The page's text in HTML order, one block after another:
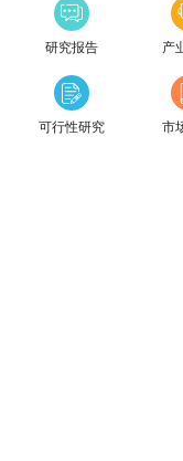
研究报告 产
可行性研究 市